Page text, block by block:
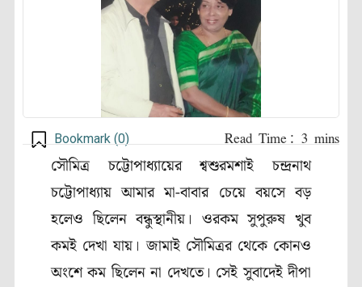
Bookmark (0)
সৌমিত্র চট্টোপাধ্যায়ের শ্বশুরমশাই চন্দ্রনাথ
চট্টোপাধ্যায় আমার মা-বাবার চেয়ে বয়সে বড়
হলেও ছিলেন বন্ধুস্থানীয়। ওরকম সুপুরুষ খুব
কমই দেখা যায়। জামাই সৌমিত্রর থেকে কোনও
অংশে কম ছিলেন না দেখতে। সেই সুবাদেই দীপা